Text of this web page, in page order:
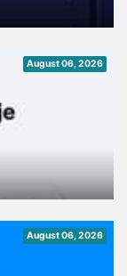
August 06, 2026
August 06, 2026